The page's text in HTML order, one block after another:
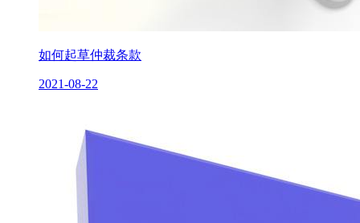
如何起草仲裁条款
2021-08-22